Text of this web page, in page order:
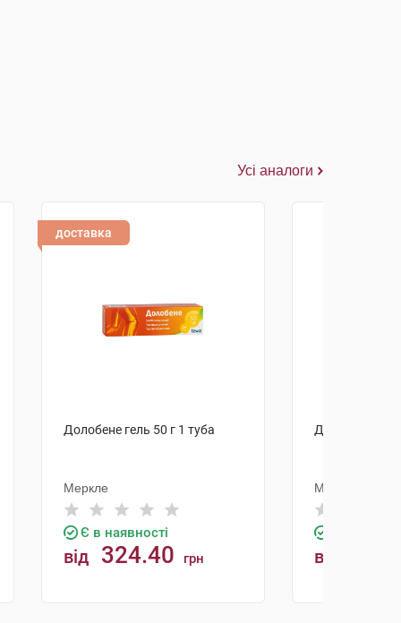
Усі аналоги
доставка
Долобене гель 50 г 1 туба
Меркле
Є в наявності
від 324.40 грн
Долобене
Меркле
від